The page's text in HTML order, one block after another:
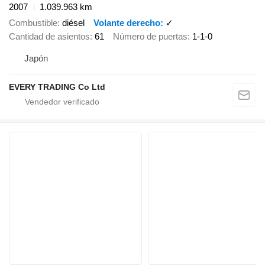
2007
1.039.963 km
Combustible diésel Volante derecho
✓
Cantidad de asientos 61 Número de puertas 1-1-0
Japón
EVERY TRADING Co Ltd